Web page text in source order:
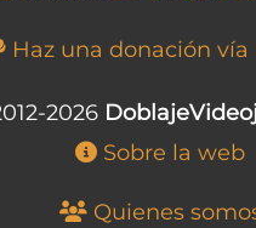
Haz una donación vía
2026
Sobre la web
Quienes